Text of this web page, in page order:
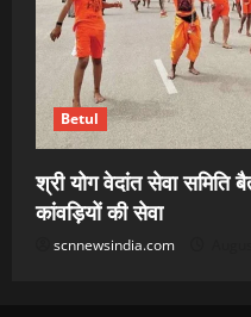
Betul
श्री योग वेदांत सेवा समिति
कांवड़ियों की सेवा
scnnewsindia.com